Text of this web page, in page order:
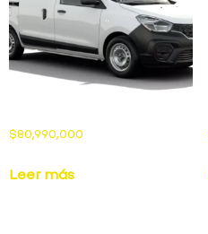
$80,990,000
Leer más